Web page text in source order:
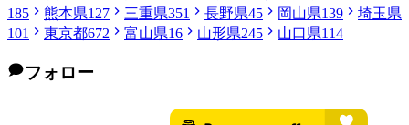
185
熊本県127 三重県351 長野県45 岡山県139
埼玉県
101
東京都672 富山県16 山形県245 山口県114
フォロー